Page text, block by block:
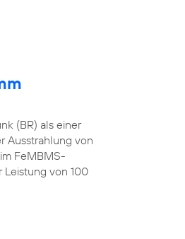
(BR) als einer
Ausstrahlung von
FeMBMS-
von 100